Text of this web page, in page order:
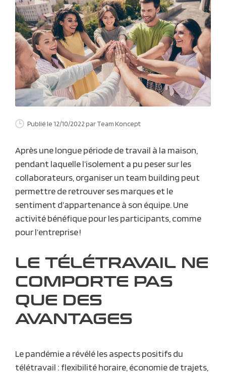
Publié le 12/10/2022par Team Koncept
Aprèsune longue période de travail à la maison,
pendant laquelle l’isolement a pu peser sur les
collaborateurs,organiser un team building peut
permettre de retrouver ses marques et le
sentiment d’appartenance à son équipe. Une
activité bénéfique pour les participants, comme
pour l’entreprise !
LE TÉLÉTRAVAIL NE
COMPORTE PAS
QUE DES
AVANTAGES
Le pandémie a révélé les aspects positifs du
télétravail : flexibilité horaire, économie de trajets,